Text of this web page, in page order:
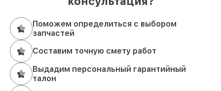
Поможем определиться с выбором
запчастей
Составим точную смету работ
Выдадим персональный гарантийный
талон